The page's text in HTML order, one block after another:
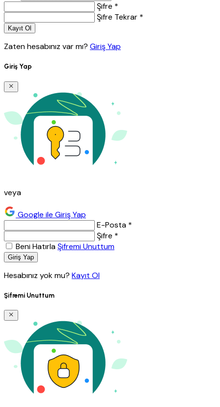
Şifre *
Şifre Tekrar *
Kayıt Ol
Zaten hesabınız var mı? Giriş Yap
Giriş Yap
veya
Google ile Giriş Yap
E-Posta *
Şifre *
Beni HatırlaŞifremi Unuttum
Giriş Yap
Hesabınız yok mu? Kayıt Ol
Şifremi Unuttum